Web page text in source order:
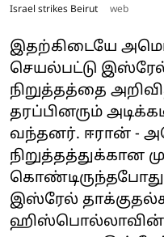
Israel strikes Beirut web
இதற்கிடையே
செயல்பட்டு
நிறுத்தத்தை
தரப்பினரும்
வந்தனர். ஈரான் -
நிறுத்தத்துக்கான
இஸ்ரேல்
ஹிஸ்பொல்லாவின்